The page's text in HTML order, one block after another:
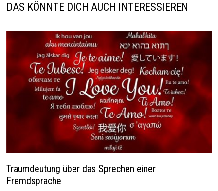
DAS KÖNNTE DICH AUCH INTERESSIEREN
Traumdeutung über das Sprechen einer
Fremdsprache